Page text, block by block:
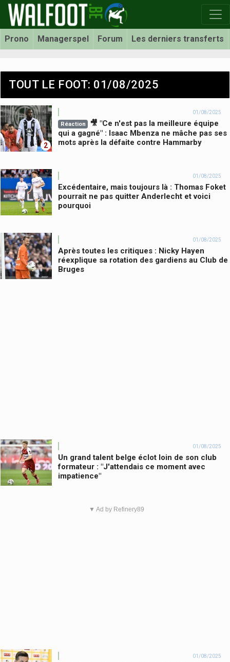
Prono Managerspel Forum Les derniers transferts
TOUT LE FOOT: 01/08/2025
2
01/08/2025
Réaction
🎥 "Ce n'est pas la meilleure équipe
qui a gagné" : Isaac Mbenza ne mâche pas ses
mots après la défaite contre Hammarby
01/08/2025
Excédentaire, mais toujours là : Thomas Foket
pourrait ne pas quitter Anderlecht et voici
pourquoi
01/08/2025
Après toutes les critiques : Nicky Hayen
réexplique sa rotation des gardiens au Club de
Bruges
01/08/2025
Un grand talent belge éclot loin de son club
formateur : "J'attendais ce moment avec
impatience"
▼ Ad by Refinery89
01/08/2025